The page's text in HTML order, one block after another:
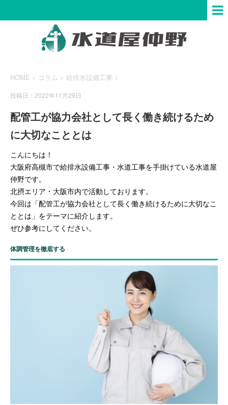
HOME > コラム > 給排水設備工事 >
投稿日：2022年11月29日
配管工が協力会社として長く働き続けるため
に大切なこととは
こんにちは！
大阪府高槻市で給排水設備工事・水道工事を手掛けている水道屋
仲野です。
北摂エリア・大阪市内で活動しております。
今回は「配管工が協力会社として長く働き続けるために大切なこ
ととは」をテーマに紹介します。
ぜひ参考にしてください。
体調管理を徹底する